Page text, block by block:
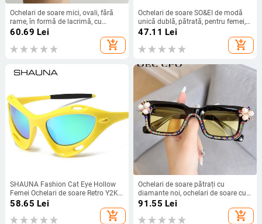
Ochelari de soare mici, ovali, fără
rame, în formă de lacrimă, cu
strass, cu piatră, ochelari de soare
punk de designer de marcă cu
diamante Gafas De Sol
60.69 Lei
add_shopping_cart
Ochelari de soare SO&EI de modă
unică dublă, pătrată, pentru femei,
nuanțe UV400, ochelari de soare de
tendințe retro, gradient
47.11 Lei
add_shopping_cart
SHAUNA Fashion Cat Eye Hollow
Femei Ochelari de soare Retro Y2K
Oglindă acoperire Ochelari Nuanțe
UV400 Bărbați Punk Sport Ochelari
de soare de conducere
58.65 Lei
add_shopping_cart
Ochelari de soare pătrați cu
diamante noi, ochelari de soare cu
strasuri de lux, de designer de
bomboane, nuanțe UV400
91.55 Lei
add_shopping_cart